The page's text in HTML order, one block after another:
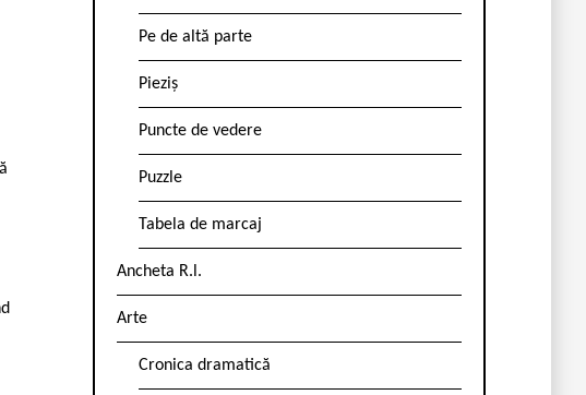
Pe de altă parte
Pieziș
Puncte de vedere
Puzzle
Tabela de marcaj
Ancheta R.l.
Arte
Cronica dramatică